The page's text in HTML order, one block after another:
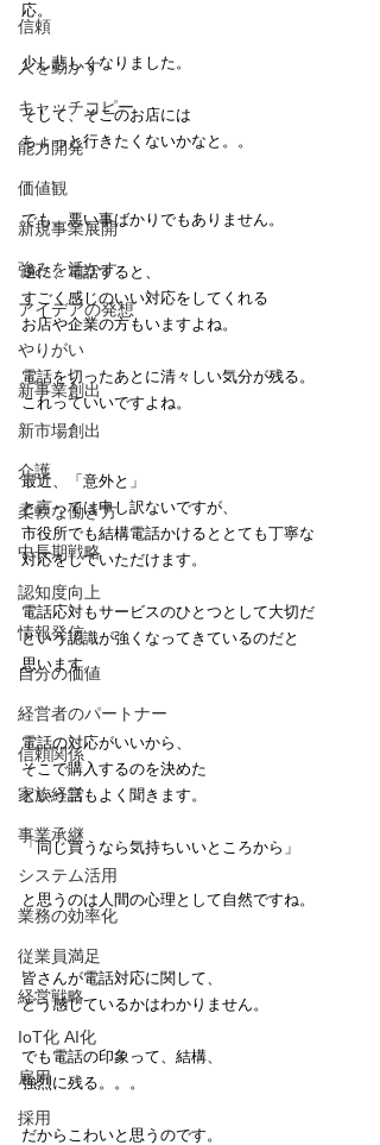
信頼
人を動かす
キャッチコピー
能力開発
価値観
新規事業展開
強みを活かす
アイデアの発想
やりがい
新事業創出
新市場創出
介護
柔軟な働き方
中長期戦略
認知度向上
情報発信
自分の価値
経営者のパートナー
信頼関係
家族経営
事業承継
システム活用
業務の効率化
従業員満足
経営戦略
IoT化 AI化
雇用
採用
応。
少し悲しくなりました。
そして、そこのお店には
ちょっと行きたくないかなと。。
でも、悪い事ばかりでもありません。
逆に、電話すると、
すごく感じのいい対応をしてくれる
お店や企業の方もいますよね。
電話を切ったあとに清々しい気分が残る。
これっていいですよね。
最近、「意外と」
と言っては申し訳ないですが、
市役所でも結構電話かけるととても丁寧な
対応をしていただけます。
電話応対もサービスのひとつとして大切だ
という認識が強くなってきているのだと
思います。
電話の対応がいいから、
そこで購入するのを決めた
という話もよく聞きます。
「同じ買うなら気持ちいいところから」
と思うのは人間の心理として自然ですね。
皆さんが電話対応に関して、
どう感じているかはわかりません。
でも電話の印象って、結構、
強烈に残る。。。
だからこわいと思うのです。